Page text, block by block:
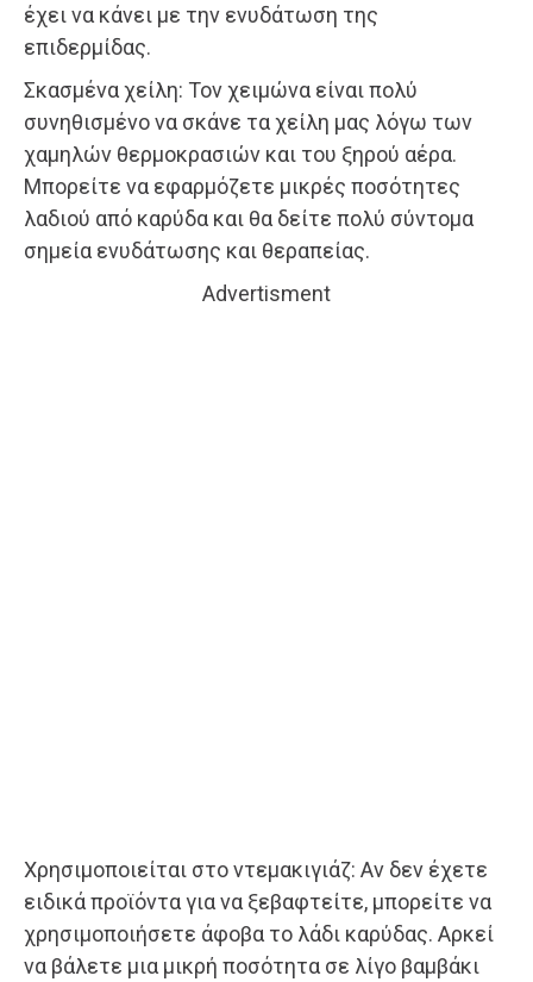
έχει να κάνει με την ενυδάτωση της
επιδερμίδας.
Σκασμένα χείλη: Τον χειμώνα είναι πολύ
συνηθισμένο να σκάνε τα χείλη μας λόγω των
χαμηλών θερμοκρασιών και του ξηρού αέρα.
Μπορείτε να εφαρμόζετε μικρές ποσότητες
λαδιού από καρύδα και θα δείτε πολύ σύντομα
σημεία ενυδάτωσης και θεραπείας.
Advertisment
Χρησιμοποιείται στο ντεμακιγιάζ: Αν δεν έχετε
ειδικά προϊόντα για να ξεβαφτείτε, μπορείτε να
χρησιμοποιήσετε άφοβα το λάδι καρύδας. Αρκεί
να βάλετε μια μικρή ποσότητα σε λίγο βαμβάκι